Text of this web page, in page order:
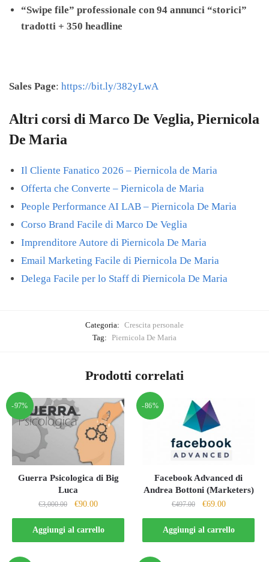
“Swipe file” professionale con 94 annunci “storici”
tradotti + 350 headline
Sales Page: https://bit.ly/382yLwA
Altri corsi di Marco De Veglia, Piernicola
De Maria
Il Cliente Fanatico 2026 – Piernicola de Maria
Offerta che Converte – Piernicola de Maria
People Performance AI LAB – Piernicola De Maria
Corso Brand Facile di Marco De Veglia
Imprenditore Autore di Piernicola De Maria
Email Marketing Facile di Piernicola De Maria
Delega Facile per lo Staff di Piernicola De Maria
Categoria: Crescita personale
Tag: Piernicola De Maria
Prodotti correlati
-97%
Guerra Psicologica di Big
Luca
€3,000.00
Il
prezzo
originale
era:
€90.00Il
prezzo
attuale
è:
Aggiungi al carrello
-86%
Facebook Advanced di
Andrea Bottoni (Marketers)
€497.00
Il
prezzo
originale
era:
€69.00Il
prezzo
attuale
è:
Aggiungi al carrello